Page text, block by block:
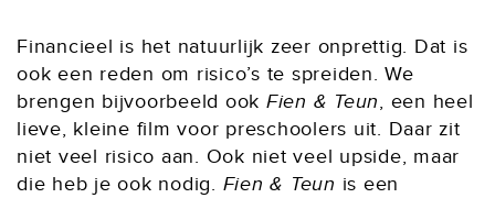
Financieel is het natuurlijk zeer onprettig. Dat is
ook een reden om risico’s te spreiden. We
brengen bijvoorbeeld ook Fien & Teun, een heel
lieve, kleine film voor preschoolers uit. Daar zit
niet veel risico aan. Ook niet veel upside, maar
die heb je ook nodig. Fien & Teun is een